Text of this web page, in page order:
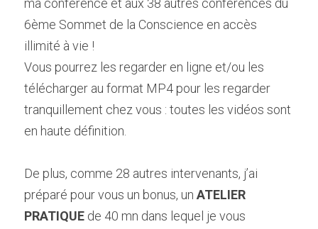
ma conférence et aux 38 autres conférences du
6ème Sommet de la Conscience en accès
illimité à vie !
Vous pourrez les regarder en ligne et/ou les
télécharger au format MP4 pour les regarder
tranquillement chez vous : toutes les vidéos sont
en haute définition.
De plus, comme 28 autres intervenants, j’ai
préparé pour vous un bonus, un ATELIER
PRATIQUE de 40 mn dans lequel je vous